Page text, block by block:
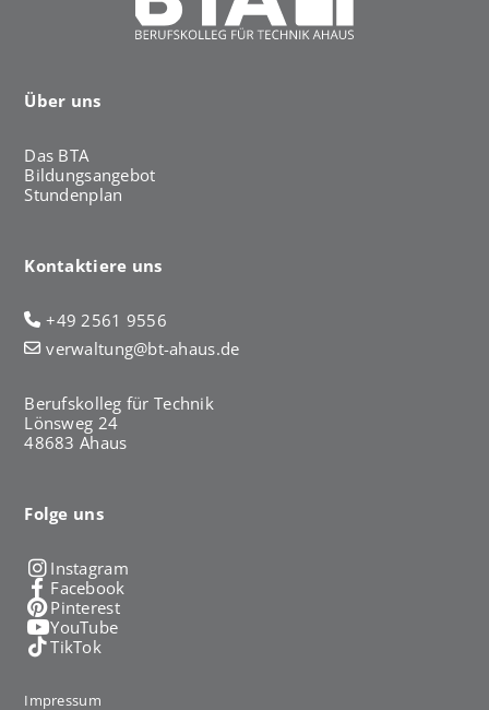
Über uns
Das BTA
Bildungsangebot
Stundenplan
Kontaktiere uns
+49 2561 9556
verwaltung@bt-ahaus.de
Berufskolleg für Technik
Lönsweg 24
48683 Ahaus
Folge uns
Instagram
Facebook
Pinterest
YouTube
TikTok
Impressum